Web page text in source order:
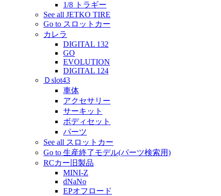
1/8 トラギー
See all JETKO TIRE
Go to スロットカー
カレラ
DIGITAL 132
GO
EVOLUTION
DIGITAL 124
Ｄslot43
車体
アクセサリー
サーキット
ボディセット
パーツ
See all スロットカー
Go to 生産終了モデル(パーツ検索用)
RCカー旧製品
MINI-Z
dNaNo
EPオフロード